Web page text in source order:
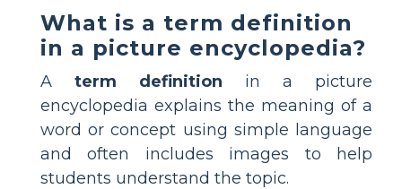
What is a term definition
in a picture encyclopedia?
A term definition in a picture
encyclopedia explains the meaning of a
word or concept using simple language
and often includes images to help
students understand the topic.